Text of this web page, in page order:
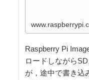
Raspberry Pi
ロードしながら
が，途中で書き込